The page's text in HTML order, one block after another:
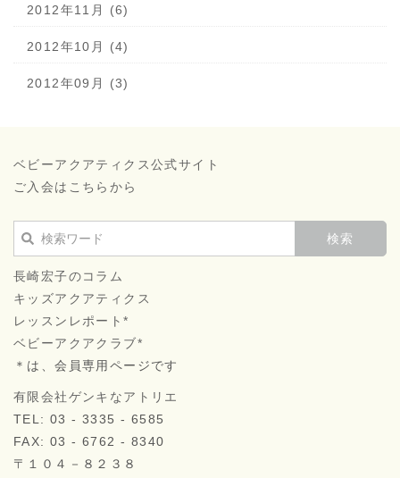
2012年11月 (6)
2012年10月 (4)
2012年09月 (3)
ベビーアクアティクス公式サイト
ご入会はこちらから
長崎宏子のコラム
キッズアクアティクス
レッスンレポート*
ベビーアクアクラブ*
＊は、会員専用ページです
有限会社ゲンキなアトリエ
TEL: 03 - 3335 - 6585
FAX: 03 - 6762 - 8340
〒１０４－８２３８